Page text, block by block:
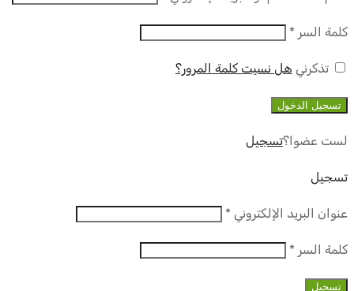
كلمة السر *
تذكرني هل نسيت كلمة المرور؟
تسجيل الدخول
لست عضوا؟تسجيل
تسجيل
عنوان البريد الإلكتروني *
كلمة السر *
تسجيل